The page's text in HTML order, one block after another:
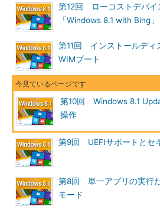
Windows 8.1 Updateにアップデートするための
ラム
Windows 8.1 Updateにアップデートするためには
新プログラムを1つだけ適用すればよい（正式公開
複数の更新プログラムに分かれて配布されていた
にはこれ1つに全てまとめられた）。
（1）これをインストールする。これはx64版
8.1なのでサイズは887.6Mbytesあるが、x86版は
どに注意。
オフラインで適用したい場合は、以下
プログラムを入手できる（いずれも先
第12回 ローコストデバイ
「Windows 8.1 with Bing」
第11回 インストールディ
WIMブート
第10回 Windows 8.1
操作
第9回 UEFIサポートとセ
第8回 単一アプリの実行
モード